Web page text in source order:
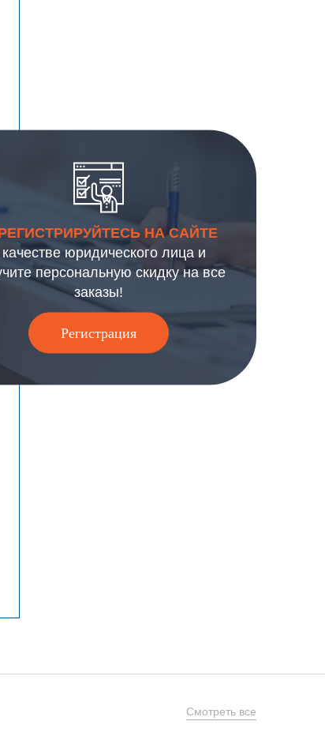
НА САЙТЕ
качестве юридического лица и
персональную скидку на все
заказы!
Регистрация
Смотреть все